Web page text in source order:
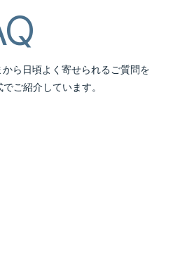
から日頃よく寄せられるご質問を
ご紹介しています。